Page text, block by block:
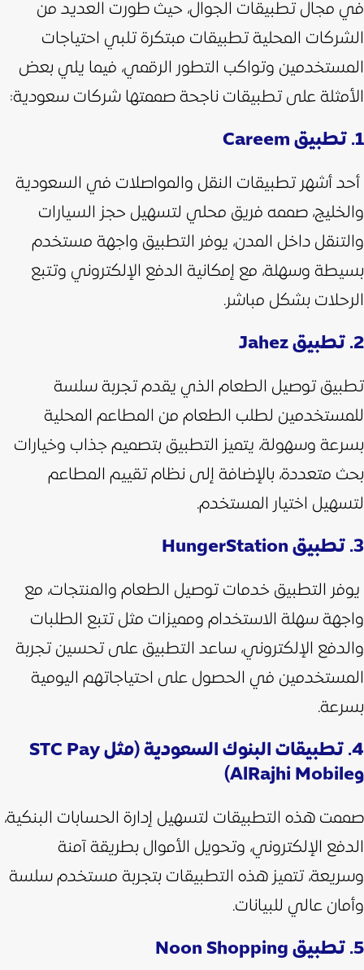
في مجال تطبيقات الجوال، حيث طورت العديد من
الشركات المحلية تطبيقات مبتكرة تلبي احتياجات
المستخدمين وتواكب التطور الرقمي، فيما يلي بعض
الأمثلة على تطبيقات ناجحة صممتها شركات سعودية:
1. تطبيق Careem
أحد أشهر تطبيقات النقل والمواصلات في السعودية
والخليج، صممه فريق محلي لتسهيل حجز السيارات
والتنقل داخل المدن، يوفر التطبيق واجهة مستخدم
بسيطة وسهلة، مع إمكانية الدفع الإلكتروني وتتبع
الرحلات بشكل مباشر.
2. تطبيق Jahez
تطبيق توصيل الطعام الذي يقدم تجربة سلسة
للمستخدمين لطلب الطعام من المطاعم المحلية
بسرعة وسهولة، يتميز التطبيق بتصميم جذاب وخيارات
بحث متعددة، بالإضافة إلى نظام تقييم المطاعم
لتسهيل اختيار المستخدم.
3. تطبيق HungerStation
يوفر التطبيق خدمات توصيل الطعام والمنتجات، مع
واجهة سهلة الاستخدام ومميزات مثل تتبع الطلبات
والدفع الإلكتروني، ساعد التطبيق على تحسين تجربة
المستخدمين في الحصول على احتياجاتهم اليومية
بسرعة.
4. تطبيقات البنوك السعودية (مثل STC Pay
وAlRajhi Mobile)
صممت هذه التطبيقات لتسهيل إدارة الحسابات البنكية،
الدفع الإلكتروني، وتحويل الأموال بطريقة آمنة
وسريعة، تتميز هذه التطبيقات بتجربة مستخدم سلسة
وأمان عالي للبيانات.
5. تطبيق Noon Shopping